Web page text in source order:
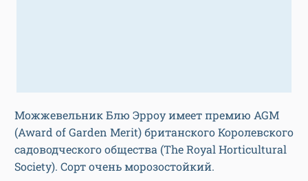
Можжевельник Блю Эрроу имеет премию AGM
(Award of Garden Merit) британского Королевского
садоводческого общества (The Royal Horticultural
Society). Сорт очень морозостойкий.